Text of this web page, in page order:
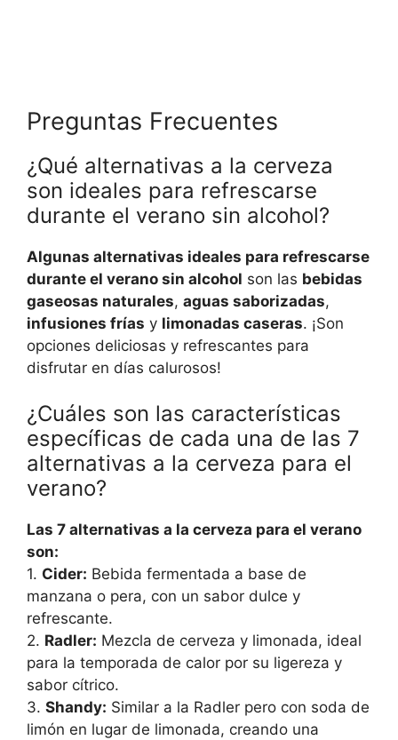
Preguntas Frecuentes
¿Qué alternativas a la cerveza
son ideales para refrescarse
durante el verano sin alcohol?
Algunas alternativas ideales para refrescarse
durante el verano sin alcohol son las bebidas
gaseosas naturales, aguas saborizadas,
infusiones frías y limonadas caseras. ¡Son
opciones deliciosas y refrescantes para
disfrutar en días calurosos!
¿Cuáles son las características
específicas de cada una de las 7
alternativas a la cerveza para el
verano?
Las 7 alternativas a la cerveza para el verano
son:
1. Cider: Bebida fermentada a base de
manzana o pera, con un sabor dulce y
refrescante.
2. Radler: Mezcla de cerveza y limonada, ideal
para la temporada de calor por su ligereza y
sabor cítrico.
3. Shandy: Similar a la Radler pero con soda de
limón en lugar de limonada, creando una